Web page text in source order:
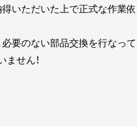
いただいた上で正式な作業依
要のない部品交換を行なって
せん！